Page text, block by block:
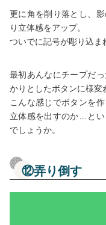
更に角を削り落とし、
り立体感をアップ。
ついでに記号が彫り込ま
最初あんなにチープだ
かりとしたボタンに様変
こんな感じでボタンを
立体感を出すのか…と
でしょうか。
⑫弄り倒す